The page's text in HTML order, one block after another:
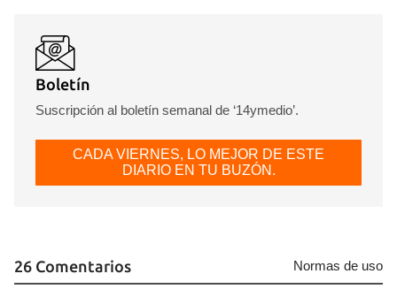
Boletín
Suscripción al boletín semanal de ‘14ymedio’.
CADA VIERNES, LO MEJOR DE ESTE
DIARIO EN TU BUZÓN.
26 Comentarios Normas de uso